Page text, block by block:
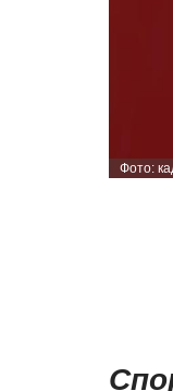
Фото: